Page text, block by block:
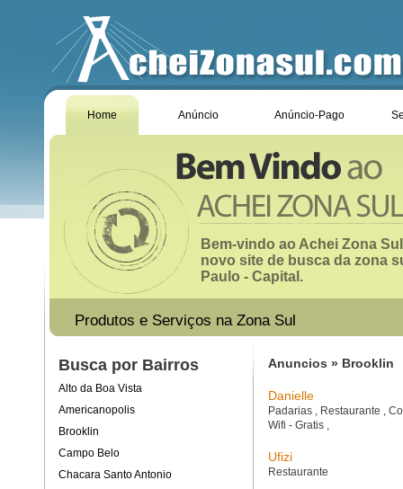
Home Anúncio Anúncio-Pago
Bem-vindo ao Achei Zona
novo site de busca da zona
Paulo - Capital.
Produtos e Serviços na Zona Sul
Busca por Bairros
Alto da Boa Vista
Americanopolis
Brooklin
Campo Belo
Chacara Santo Antonio
Anuncios » Brooklin
Danielle
Padarias , Restaurante ,
Wifi - Gratis ,
Ufizi
Restaurante